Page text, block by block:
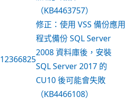
（KB4463757）
12366825
修正：使用 VSS 備份應用
程式備份 SQL Server
2008 資料庫後，安裝
SQL Server 2017 的
CU10 後可能會失敗
（KB4466108）